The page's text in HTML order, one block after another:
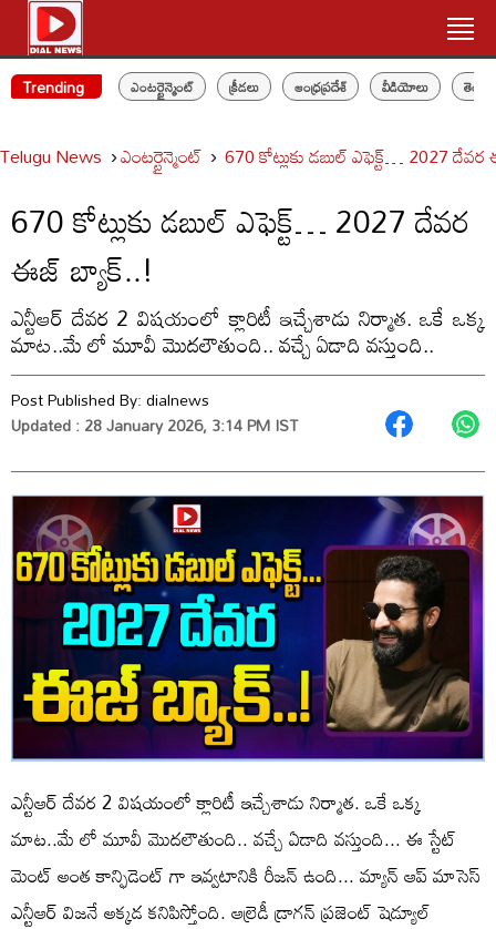
Trending ఎంటర్టైన్మెంట్ క్రీడలు ఆంధ్రప్రదేశ్ వీడియోలు
Telugu News ఎంటర్టైన్మెంట్ 670 కోట్లుకు డబుల్ ఎఫెక్ట్… 2027
670 కోట్లుకు డబుల్ ఎఫెక్ట్… 2027 దేవర
ఈజ్ బ్యాక్..!
ఎన్టీఆర్ దేవర 2 విషయంలో క్లారిటీ ఇచ్చేశాడు నిర్మాత. ఒకే ఒక్క
మాట..మే లో మూవీ మొదలౌతుంది.. వచ్చే ఏడాది వస్తుంది..
Post Published By:dialnews
Updated : 28 January 2026, 3:14 PM IST
ఎన్టీఆర్ దేవర 2 విషయంలో క్లారిటీ ఇచ్చేశాడు నిర్మాత. ఒకే ఒక్క
మాట..మే లో మూవీ మొదలౌతుంది.. వచ్చే ఏడాది వస్తుంది... ఈ స్టేట్
మెంట్ అంత కాన్ఫిడెంట్ గా ఇవ్వటానికి రీజన్ ఉంది... మ్యాన్ ఆప్ మాసెస్
ఎన్టీఆర్ విజనే అక్కడ కనిపిస్తోంది. ఆల్రెడీ డ్రాగన్ ప్రజెంట్ షెడ్యూల్